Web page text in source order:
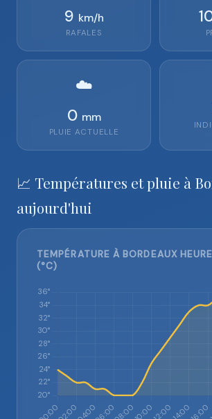
9 km/h
RAFALES
☁️
0 mm
PLUIE ACTUELLE
📈 Températures et pluie à
aujourd'hui
TEMPÉRATURE À BORDEAUX
(°C)